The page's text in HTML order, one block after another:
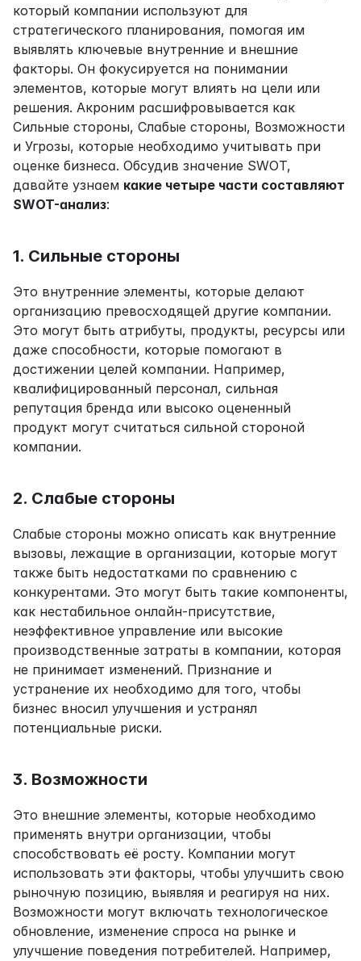
который компании используют для
стратегического планирования, помогая им
выявлять ключевые внутренние и внешние
факторы. Он фокусируется на понимании
элементов, которые могут влиять на цели или
решения. Акроним расшифровывается как
Сильные стороны, Слабые стороны, Возможности
и Угрозы, которые необходимо учитывать при
оценке бизнеса. Обсудив значение SWOT,
давайте узнаем какие четыре части составляют
SWOT-анализ:
1. Сильные стороны
Это внутренние элементы, которые делают
организацию превосходящей другие компании.
Это могут быть атрибуты, продукты, ресурсы или
даже способности, которые помогают в
достижении целей компании. Например,
квалифицированный персонал, сильная
репутация бренда или высоко оцененный
продукт могут считаться сильной стороной
компании.
2. Слабые стороны
Слабые стороны можно описать как внутренние
вызовы, лежащие в организации, которые могут
также быть недостатками по сравнению с
конкурентами. Это могут быть такие компоненты,
как нестабильное онлайн-присутствие,
неэффективное управление или высокие
производственные затраты в компании, которая
не принимает изменений. Признание и
устранение их необходимо для того, чтобы
бизнес вносил улучшения и устранял
потенциальные риски.
3. Возможности
Это внешние элементы, которые необходимо
применять внутри организации, чтобы
способствовать её росту. Компании могут
использовать эти факторы, чтобы улучшить свою
рыночную позицию, выявляя и реагируя на них.
Возможности могут включать технологическое
обновление, изменение спроса на рынке и
улучшение поведения потребителей. Например,